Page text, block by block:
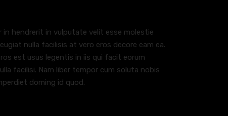
in hendrerit in vulputate velit esse molestie
nulla facilisis at vero eros decore eam ea.
est usus legentis in iis qui facit eorum
facilisi. Nam liber tempor cum soluta nobis
doming id quod.